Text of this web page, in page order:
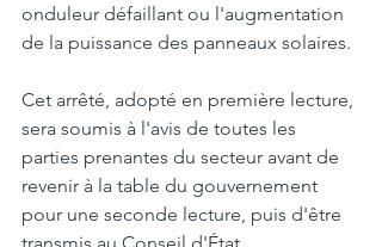
onduleur défaillant ou l'augmentation
de la puissance des panneaux solaires.
Cet arrêté, adopté en première lecture,
sera soumis à l'avis de toutes les
parties prenantes du secteur avant de
revenir à la table du gouvernement
pour une seconde lecture, puis d'être
transmis au Conseil d'État.